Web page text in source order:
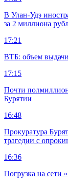
В Улан-Удэ
за 2 миллиона
17:21
ВТБ: объем
17:15
Почти
Бурятии
16:48
Прокуратура
трагедии с
16:36
Погрузка на сети